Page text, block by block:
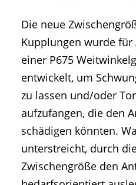
Die neue
Kupplungen wurde
einer P675
entwickelt, um
zu lassen und/oder
aufzufangen, die den
schädigen könnten.
unterstreicht, durch
Zwischengröße den